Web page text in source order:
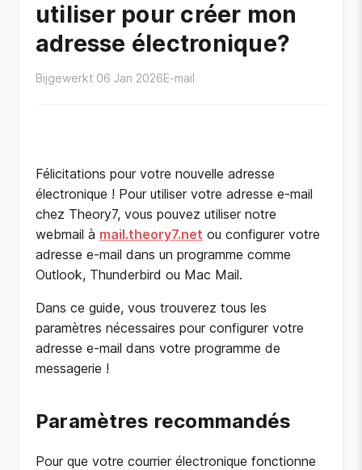
utiliser pour créer mon
adresse électronique?
Bijgewerkt 06 Jan 2026E-mail
Félicitations pour votre nouvelle adresse
électronique ! Pour utiliser votre adresse e-mail
chez Theory7, vous pouvez utiliser notre
webmail à mail.theory7.net ou configurer votre
adresse e-mail dans un programme comme
Outlook, Thunderbird ou Mac Mail.
Dans ce guide, vous trouverez tous les
paramètres nécessaires pour configurer votre
adresse e-mail dans votre programme de
messagerie !
Paramètres recommandés
Pour que votre courrier électronique fonctionne